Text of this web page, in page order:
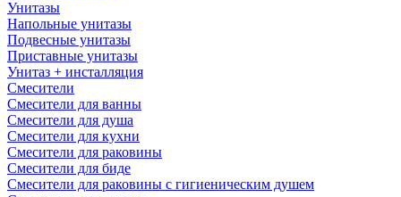
Унитазы
Напольные унитазы
Подвесные унитазы
Приставные унитазы
Унитаз + инсталляция
Смесители
Смесители для ванны
Смесители для душа
Смесители для кухни
Смесители для раковины
Смесители для биде
Смесители для раковины с гигиеническим душем